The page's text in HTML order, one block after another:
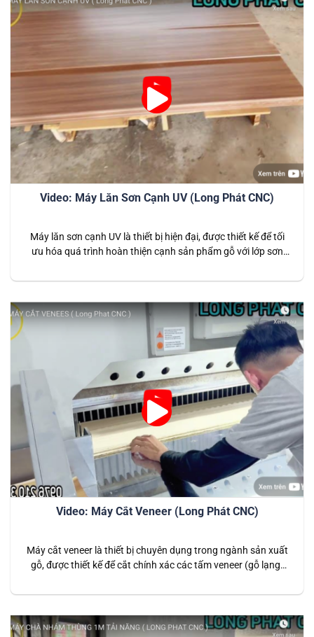
Video: Máy Lăn Sơn Cạnh UV (Long Phát CNC)
Máy lăn sơn cạnh UV là thiết bị hiện đại, được thiết kế để tối
ưu hóa quá trình hoàn thiện cạnh sản phẩm gỗ với lớp sơn
xuất nội thất, giúp tạo ra các sản phẩm có độ bóng đẹp, độ…
Video: Máy Cắt Veneer (Long Phát CNC)
Máy cắt veneer là thiết bị chuyên dụng trong ngành sản xuất
gỗ, được thiết kế để cắt chính xác các tấm veneer (gỗ lạng)
quả cho các doanh nghiệp sản xuất nội thất cao cấp, giúp